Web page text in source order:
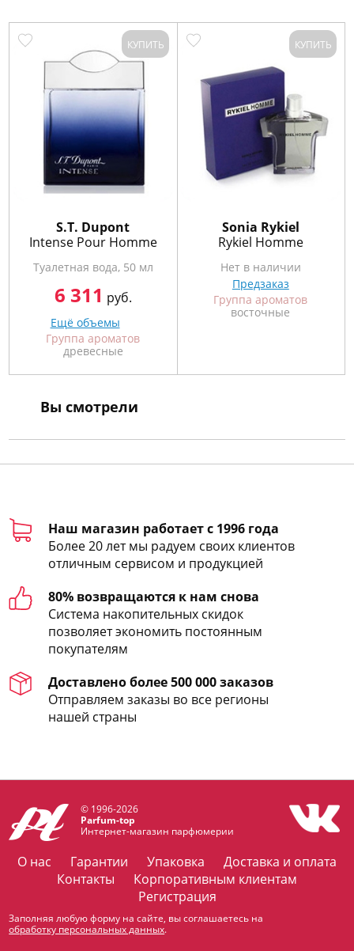
КУПИТЬ
S.T. Dupont
Intense Pour Homme
Туалетная вода, 50 мл
6 311 руб.
Ещё объемы
Группа ароматов
древесные
КУПИТЬ
Sonia Rykiel
Rykiel Homme
Нет в наличии
Предзаказ
Группа ароматов
восточные
Вы смотрели
Наш магазин работает с 1996 года
Более 20 лет мы радуем своих клиентов
отличным сервисом и продукцией
80% возвращаются к нам снова
Система накопительных скидок
позволяет экономить постоянным
покупателям
Доставлено более 500 000 заказов
Отправляем заказы во все регионы
нашей страны
© 1996-2026
Parfum-top
Интернет-магазин парфюмерии
О нас Гарантии Упаковка
Доставка и оплата
Контакты
Корпоративным клиентам
Регистрация
Заполняя любую форму на сайте, вы соглашаетесь на
обработку персональных данных.